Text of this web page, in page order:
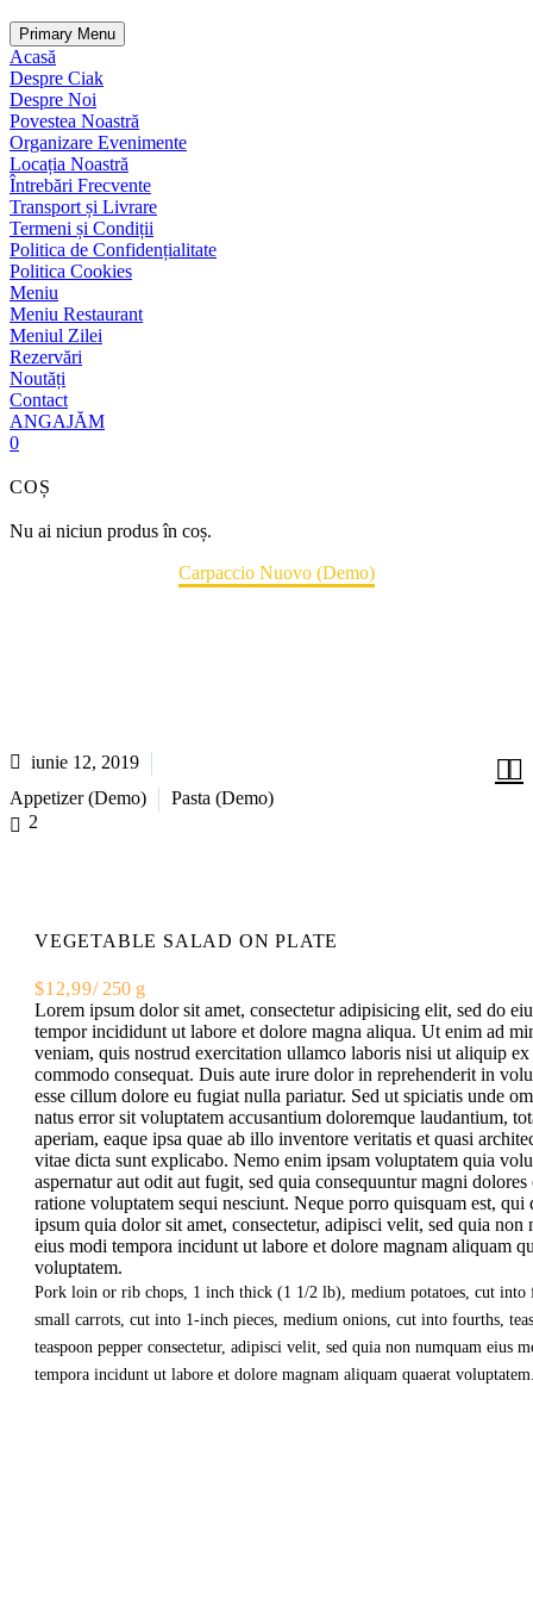
Primary Menu
Acasă
Despre Ciak
Despre Noi
Povestea Noastră
Organizare Evenimente
Locația Noastră
Întrebări Frecvente
Transport și Livrare
Termeni și Condiții
Politica de Confidențialitate
Politica Cookies
Meniu
Meniu Restaurant
Meniul Zilei
Rezervări
Noutăți
Contact
ANGAJĂM
0
COȘ
Nu ai niciun produs în coș.
CARPACCIO NUOVO (DEMO)
Carpaccio Nuovo (Demo)

iunie 12, 2019
Appetizer (Demo)
Pasta (Demo)
2
VEGETABLE SALAD ON PLATE
$12,99/ 250 g
Lorem ipsum dolor sit amet, consectetur adipisicing elit, sed do
tempor incididunt ut labore et dolore magna aliqua. Ut enim ad
veniam, quis nostrud exercitation ullamco laboris nisi ut aliquip ex
commodo consequat. Duis aute irure dolor in reprehenderit in
esse cillum dolore eu fugiat nulla pariatur. Sed ut spiciatis unde
natus error sit voluptatem accusantium doloremque laudantium,
aperiam, eaque ipsa quae ab illo inventore veritatis et quasi
vitae dicta sunt explicabo. Nemo enim ipsam voluptatem quia
aspernatur aut odit aut fugit, sed quia consequuntur magni dolores
ratione voluptatem sequi nesciunt. Neque porro quisquam est, qui
ipsum quia dolor sit amet, consectetur, adipisci velit, sed quia non
eius modi tempora incidunt ut labore et dolore magnam aliquam
voluptatem.
Pork loin or rib chops, 1 inch thick (1 1/2 lb), medium potatoes, cut into
small carrots, cut into 1-inch pieces, medium onions, cut into fourths,
teaspoon pepper consectetur, adipisci velit, sed quia non numquam eius
tempora incidunt ut labore et dolore magnam aliquam quaerat